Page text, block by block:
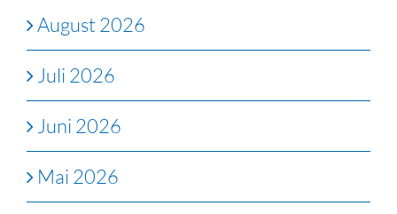
August 2026
Juli 2026
Juni 2026
Mai 2026